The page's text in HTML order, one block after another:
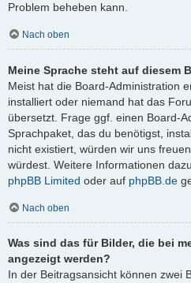
Problem beheben kann.
Nach oben
Meine Sprache steht auf diesem
Meist hat die Board-Administration
installiert oder niemand hat das
übersetzt. Frage ggf. einen Board-
Sprachpaket, das du benötigst,
nicht existiert, würden wir uns
würdest. Weitere Informationen
phpBB Limited oder auf phpBB.de
Nach oben
Was sind das für Bilder, die bei
angezeigt werden?
In der Beitragsansicht können zwei